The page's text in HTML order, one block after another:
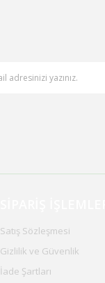
Satış Sözleşmesi
Gizlilik ve Güvenlik
İade Şartları